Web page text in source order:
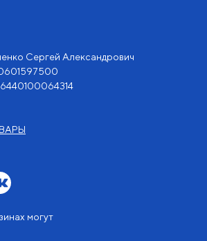
могут
Сергей Александрович